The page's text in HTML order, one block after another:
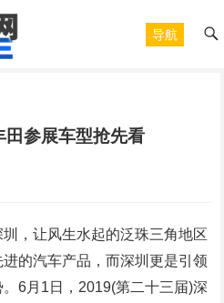
导航
田参展车型抢先看
，让风生水起的泛珠三角地区
的汽车产品，而深圳更是引领
6月1日，2019(第二十三届)深